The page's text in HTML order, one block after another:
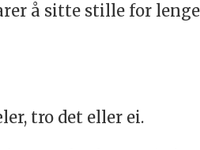
å sitte stille for
tro det eller ei.